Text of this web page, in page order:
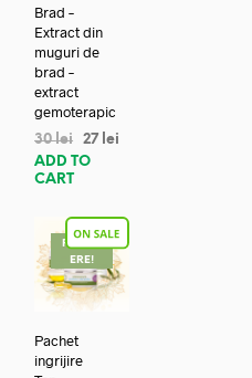
Brad –
Extract din
muguri de
brad –
extract
gemoterapic
30lei 27 lei
ADD TO
CART
REDUC
ERE!
Pachet
ingrijire